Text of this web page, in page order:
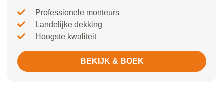
Professionele monteurs
Landelijke dekking
Hoogste kwaliteit
BEKIJK & BOEK